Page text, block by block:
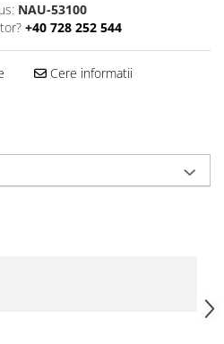
NAU-53100
+40 728 252 544
Cere informatii